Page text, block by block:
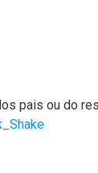
pais ou do